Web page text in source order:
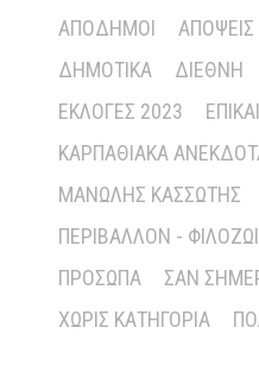
ΑΠΌΔΗΜΟΙ
ΑΠΌΨΕΙΣ
ΔΗΜΟΤΙΚΆ
ΔΙΕΘΝΉ
ΕΚΛΟΓΈΣ 2023
ΚΑΡΠΑΘΙΑΚΆ
ΜΑΝΏΛΗΣ ΚΑΣΣΏΤΗΣ
ΠΕΡΙΒΆΛΛΟΝ -
ΠΡΌΣΩΠΑ
ΣΑΝ
ΧΩΡΊΣ ΚΑΤΗΓΟΡΊΑ